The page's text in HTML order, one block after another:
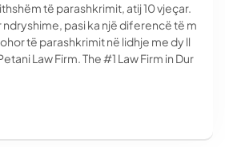
të parashkrimit, atij 10 vjeçar.
ndryshime, pasi ka një diferencë të m
të parashkrimit në lidhje me dy ll
Law Firm. The #1 Law Firm in Dur